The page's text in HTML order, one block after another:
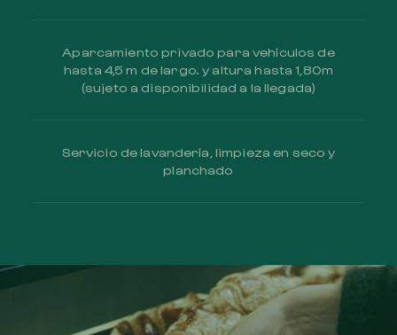
Aparcamiento privado para vehículos de
hasta 4,5 m de largo. y altura hasta 1,80m
(sujeto a disponibilidad a la llegada)
Servicio de lavandería, limpieza en seco y
planchado